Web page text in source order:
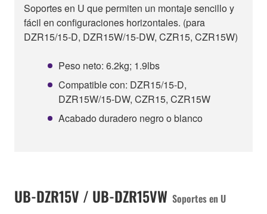
Soportes en U que permiten un montaje sencillo y
fácil en configuraciones horizontales. (para
DZR15/15-D, DZR15W/15-DW, CZR15, CZR15W)
Peso neto: 6.2kg; 1.9lbs
Compatible con: DZR15/15-D,
DZR15W/15-DW, CZR15, CZR15W
Acabado duradero negro o blanco
UB-DZR15V / UB-DZR15VW Soportes en U